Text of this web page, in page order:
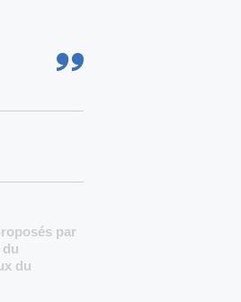
par
du